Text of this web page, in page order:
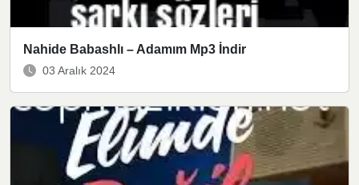
Nahide Babashlı – Adamım Mp3 İndir
03 Aralık 2024